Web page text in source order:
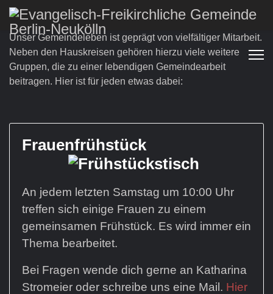
Unser Gemeindeleben ist geprägt von vielfältiger Mitarbeit.
Neben den Hauskreisen gehören hierzu viele weitere
Gruppen, die zu einer lebendigen Gemeindearbeit
beitragen. Hier ist für jeden etwas dabei:
Frauenfrühstück
An jedem letzten Samstag um 10:00 Uhr
treffen sich einige Frauen zu einem
gemeinsamen Frühstück. Es wird immer ein
Thema bearbeitet.
Bei Fragen wende dich gerne an Katharina
Stromeier oder schreibe uns eine Mail. Hier